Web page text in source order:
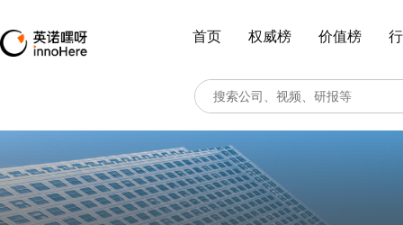
首页 权威榜 价值榜